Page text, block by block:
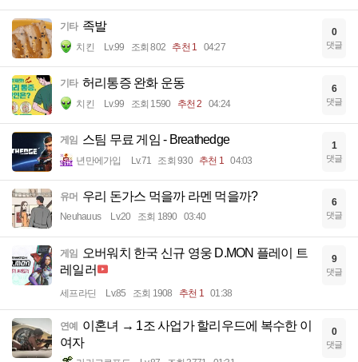
기타 족발
치킨 Lv.99 조회 802 추천 1 04:27
0
댓글
기타 허리통증 완화 운동
치킨 Lv.99 조회 1590 추천 2 04:24
6
댓글
게임 스팀 무료 게임 - Breathedge
년만에가입 Lv.71 조회 930 추천 1 04:03
1
댓글
유머 우리 돈가스 먹을까 라멘 먹을까?
Neuhauus Lv.20 조회 1890 03:40
6
댓글
게임 오버워치 한국 신규 영웅 D.MON 플레이 트
레일러
세프라딘 Lv.85 조회 1908 추천 1 01:38
9
댓글
연예 이혼녀 → 1조 사업가 할리우드에 복수한 이
여자
0
댓글